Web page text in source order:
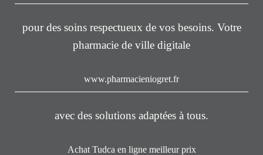
pour des soins respectueux de vos besoins. Votre
pharmacie de ville digitale
www.pharmacieniogret.fr
avec des solutions adaptées à tous.
Achat Tudca en ligne meilleur prix